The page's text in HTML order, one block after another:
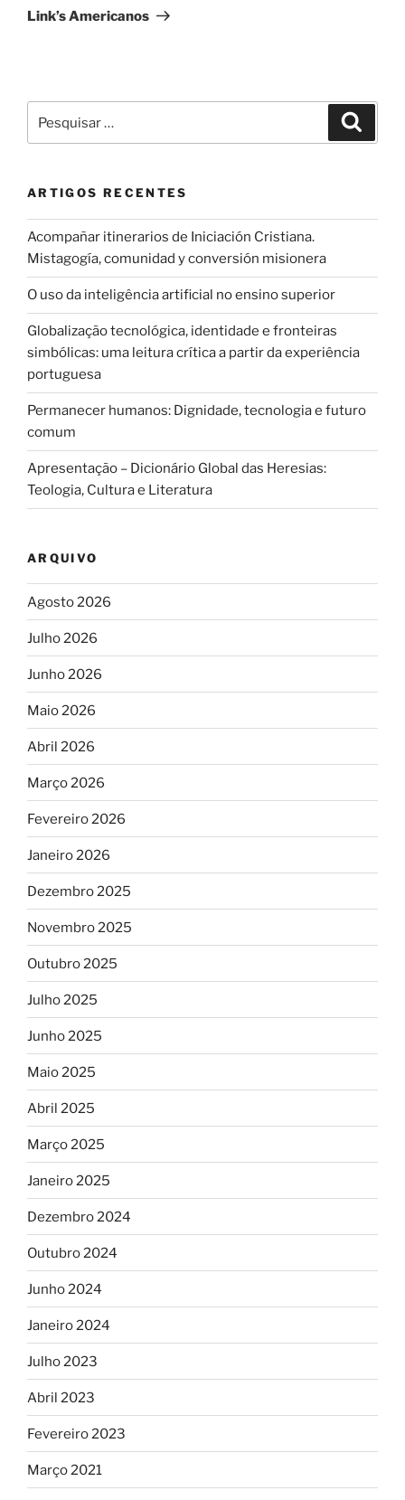
seguinte
Link’s Americanos
por:
ARTIGOS RECENTES
Acompañar itinerarios de Iniciación Cristiana.
Mistagogía, comunidad y conversión misionera
O uso da inteligência artificial no ensino superior
Globalização tecnológica, identidade e fronteiras
simbólicas: uma leitura crítica a partir da experiência
portuguesa
Permanecer humanos: Dignidade, tecnologia e futuro
comum
Apresentação – Dicionário Global das Heresias:
Teologia, Cultura e Literatura
ARQUIVO
Agosto 2026
Julho 2026
Junho 2026
Maio 2026
Abril 2026
Março 2026
Fevereiro 2026
Janeiro 2026
Dezembro 2025
Novembro 2025
Outubro 2025
Julho 2025
Junho 2025
Maio 2025
Abril 2025
Março 2025
Janeiro 2025
Dezembro 2024
Outubro 2024
Junho 2024
Janeiro 2024
Julho 2023
Abril 2023
Fevereiro 2023
Março 2021